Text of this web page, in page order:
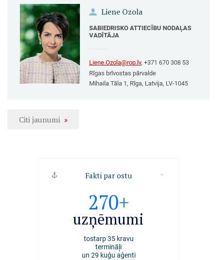
Liene Ozola
SABIEDRISKO ATTIECĪBU NODAĻAS
VADĪTĀJA
Liene.Ozola@rop.lv, +371 670 308 53
Rīgas brīvostas pārvalde
Mihaila Tāla 1, Rīga, Latvija, LV-1045
Citi jaunumi
Fakti par ostu
270+
uzņēmumi
tostarp 35 kravu
termināļi
un 29 kuģu aģenti